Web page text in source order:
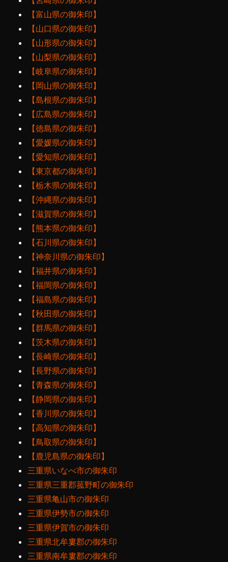
【富山県の御朱印】
【山口県の御朱印】
【山形県の御朱印】
【山梨県の御朱印】
【岐阜県の御朱印】
【岡山県の御朱印】
【島根県の御朱印】
【広島県の御朱印】
【徳島県の御朱印】
【愛媛県の御朱印】
【愛知県の御朱印】
【東京都の御朱印】
【栃木県の御朱印】
【沖縄県の御朱印】
【滋賀県の御朱印】
【熊本県の御朱印】
【石川県の御朱印】
【神奈川県の御朱印】
【福井県の御朱印】
【福岡県の御朱印】
【福島県の御朱印】
【秋田県の御朱印】
【群馬県の御朱印】
【茨木県の御朱印】
【長崎県の御朱印】
【長野県の御朱印】
【青森県の御朱印】
【静岡県の御朱印】
【香川県の御朱印】
【高知県の御朱印】
【鳥取県の御朱印】
【鹿児島県の御朱印】
三重県いなべ市の御朱印
三重県三重郡菰野町の御朱印
三重県亀山市の御朱印
三重県伊勢市の御朱印
三重県伊賀市の御朱印
三重県北牟婁郡の御朱印
三重県南牟婁郡の御朱印